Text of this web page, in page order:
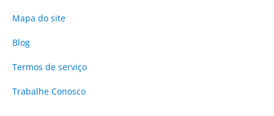
Mapa do site
Blog
Termos de serviço
Trabalhe Conosco